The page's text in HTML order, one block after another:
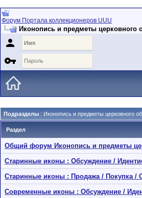
Форум Портала коллекционеров UUU
Иконопись и предметы церковного


Подразделы : Иконопись и предметы церковного
Раздел
Общий форум Иконопись и предметы
Старинные иконы : Обсуждение /
Старинные иконы : Продажа / Покупка /
Современные иконы : Обсуждение /